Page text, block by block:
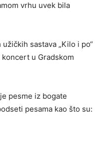
vrhu uvek bila
sastava „Kilo i po“
koncert u Gradskom
pesme iz bogate
pesama kao što su: